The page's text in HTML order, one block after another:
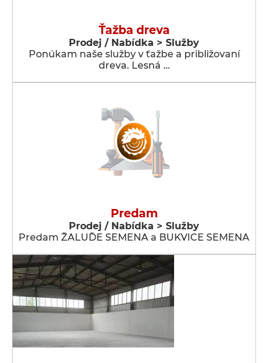
Ťažba dreva
Prodej / Nabídka > Služby
Ponúkam naše služby v ťažbe a približovaní
dreva. Lesná …
Predam
Prodej / Nabídka > Služby
Predam ŽALUĎE SEMENA a BUKVICE SEMENA